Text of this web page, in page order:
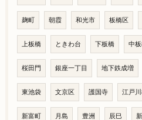
麹町 朝霞 和光市 板橋区
上板橋 ときわ台 下板橋 中
桜田門 銀座一丁目 地下鉄成増
東池袋 文京区 護国寺 江戸
新富町 月島 豊洲 辰巳